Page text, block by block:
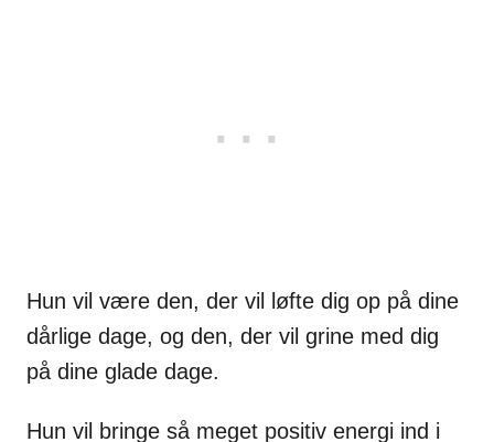
Hun vil være den, der vil løfte dig op på dine
dårlige dage, og den, der vil grine med dig
på dine glade dage.
Hun vil bringe så meget positiv energi ind i